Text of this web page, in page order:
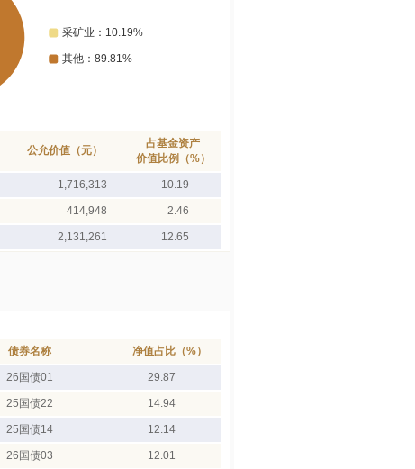
公允价值（元）
占基金资产
价值比例（%）
1,716,313 10.19
414,948 2.46
2,131,261 12.65
债券名称 净值占比（%）
26国债01 29.87
25国债22 14.94
25国债14 12.14
26国债03 12.01